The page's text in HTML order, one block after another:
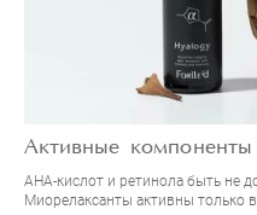
Активные компоненты
АНА-кислот и ретинола быть не
Миорелаксанты активны только